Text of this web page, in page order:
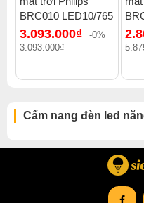
BRC010 LED10/765
3.093.000₫
-0%
3.093.000₫
Cẩm nang đèn led